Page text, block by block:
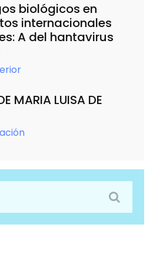
biológicos en
internacionales
A del hantavirus
MARIA LUISA DE